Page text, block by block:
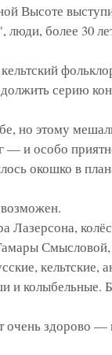
Высоте
люди, более 30
серию
но этому
— и особо
окошко в
Лазерсона,
кельтские,
и колыбельные.
очень здорово